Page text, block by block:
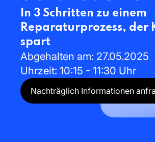
In 3 Schritten zu einem
Reparaturprozess, der
spart
Abgehalten am: 27.05.2025
Uhrzeit: 10:15 - 11:30 Uhr
Nachträglich Informationen